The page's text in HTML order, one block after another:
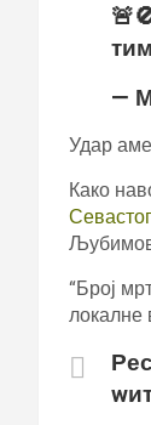
—
Удар
Како
“Број
локалне